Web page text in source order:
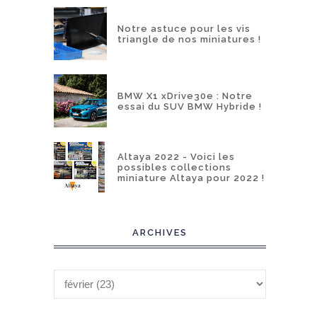
Notre astuce pour les vis
triangle de nos miniatures !
BMW X1 xDrive30e : Notre
essai du SUV BMW Hybride !
Altaya 2022 - Voici les
possibles collections
miniature Altaya pour 2022 !
ARCHIVES